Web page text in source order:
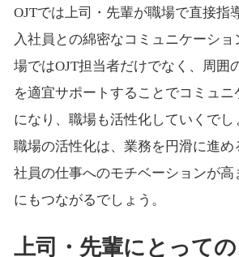
OJTでは上司・先輩が職場で直接指
入社員との綿密なコミュニケーシ
場ではOJT担当者だけでなく、周囲
を適宜サポートすることでコミュ
になり、職場も活性化していくでし
職場の活性化は、業務を円滑に進め
社員の仕事へのモチベーションが高
にもつながるでしょう。
上司・先輩にとって